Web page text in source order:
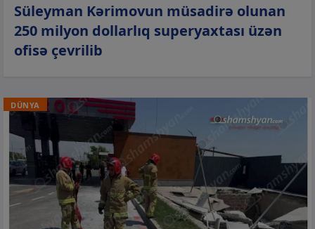
Süleyman Kərimovun müsadirə olunan
250 milyon dollarlıq superyaxtası üzən
ofisə çevrilib
DÜNYA